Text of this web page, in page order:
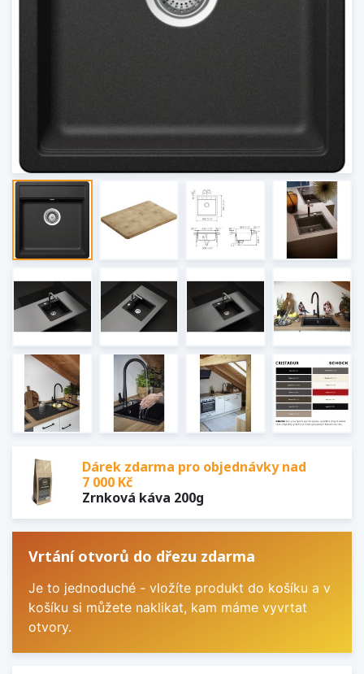
Dárek zdarma pro objednávky nad
7 000 Kč
Zrnková káva 200g
Vrtání otvorů do dřezu zdarma
Je to jednoduché - vložíte produkt do košíku a v
košíku si můžete naklikat, kam máme vyvrtat
otvory.